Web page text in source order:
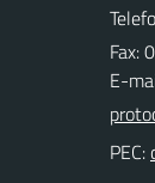
Fax:
E-
PEC: